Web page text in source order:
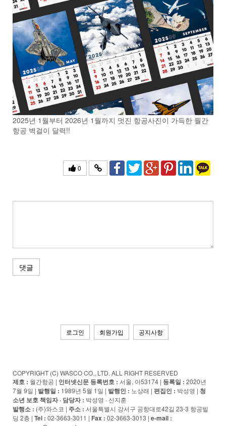
2025년 1월부터 2026년 1월까지 멋진 항공사진이 가득한 월간
항공 벽걸이 달력!!
0
댓글
로그인 회원가입 공지사항
COPYRIGHT (C) WASCO CO., LTD. ALL RIGHT RESERVED
제호 : 월간항공 | 인터넷신문 등록번호 : 서울, 아53174 | 등록일 : 2020년
7월 9일 | 발행일 : 1989년 5월 1일 | 발행인 : 노상래 | 편집인 : 박성영 | 청
소년 보호 책임자 · 담당자: 박성영 · 신지훈
발행소 : (주)와스코 | 주소 : 서울특별시 강서구 공항대로42길 23-3 항공빌
딩 2층 | Tel : 02-3663-3011 | Fax : 02-3663-3013 | e-mail :